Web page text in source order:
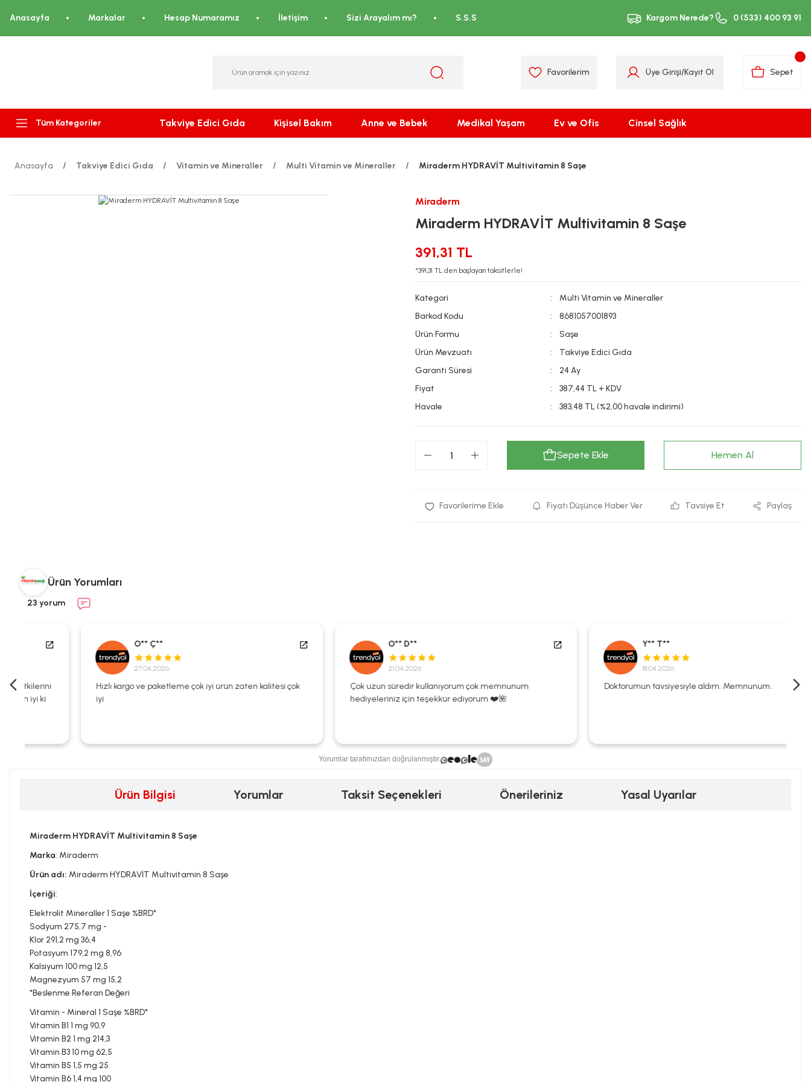
Anasayfa Markalar Hesap Numaramız İletişim Sizi Arayalım mı? S.S.S Kargom Nerede? 0 (533) 400 93 91
Favorilerim Üye Girişi/Kayıt Ol Sepet
Tüm Kategoriler Takviye Edici Gıda Kişisel Bakım Anne ve Bebek Medikal Yaşam Ev ve Ofis Cinsel Sağlık
Anasayfa Takviye Edici Gıda Vitamin ve Mineraller Multi Vitamin ve Mineraller Miraderm HYDRAVİT Multivitamin 8 Saşe
Miraderm
Miraderm HYDRAVİT Multivitamin 8 Saşe
391,31 TL
*391,31 TL den başlayan taksitlerle!
Kategori
Multi Vitamin ve Mineraller
Barkod Kodu
8681057001893
Ürün Formu
Saşe
Ürün Mevzuatı
Takviye Edici Gıda
Garanti Süresi
24 Ay
Fiyat
387,44 TL + KDV
Havale
383,48 TL (%2,00 havale indirimi)
Sepete Ekle Hemen Al
Fiyatı Düşünce Haber Ver Tavsiye Et Paylaş
Ürün Yorumları
23 yorum
O** Ç**
27.04.2026
Hızlı kargo ve paketleme çok iyi ürün zaten kalitesi çok
O** D**
21.04.2026
Çok uzun süredir kullanıyorum çok memnunum
hediyeleriniz için teşekkür ediyorum ❤️🌺
Y** T**
18.04.2026
Doktorumun tavsiyesiyle aldım. Memnunum.
Yorumlar tarafımızdan doğrulanmıştır.
Ürün Bilgisi Yorumlar Taksit Seçenekleri Önerileriniz Yasal Uyarılar
Miraderm HYDRAVİT Multivitamin 8 Saşe
Marka: Miraderm
Ürün adı: Miraderm HYDRAVİT Multivitamin 8 Saşe
İçeriği:
Elektrolit Mineraller 1 Saşe %BRD*
Sodyum 275,7 mg -
Klor 291,2 mg 36,4
Potasyum 179,2 mg 8,96
Kalsiyum 100 mg 12,5
Magnezyum 57 mg 15,2
*Beslenme Referan Değeri
Vitamin - Mineral 1 Saşe %BRD*
Vitamin B1 1 mg 90,9
Vitamin B2 1 mg 214,3
Vitamin B3 10 mg 62,5
Vitamin B5 1,5 mg 25
Vitamin B6 1,4 mg 100